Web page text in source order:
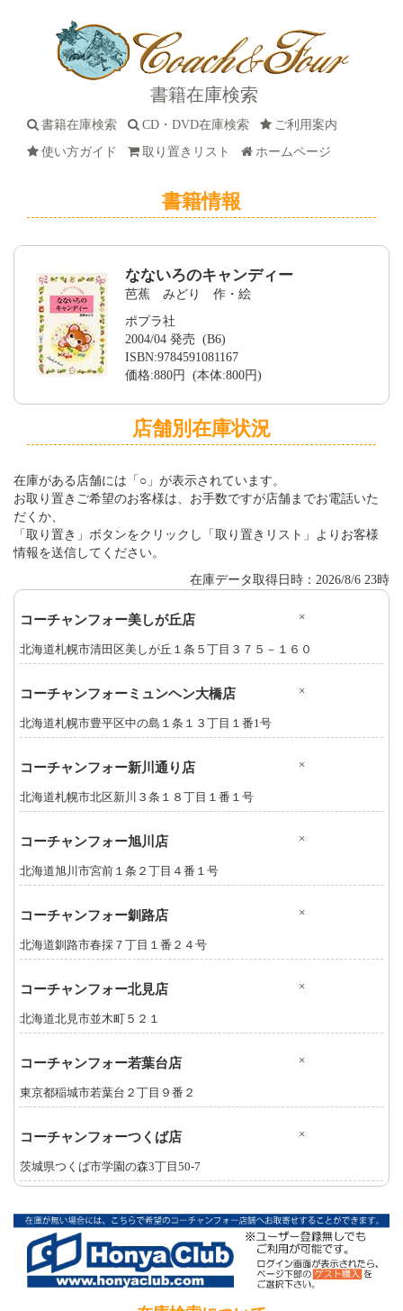
書籍在庫検索
書籍在庫検索 CD・DVD在庫検索
ご利用案内
使い方ガイド
取り置きリスト ホームページ
書籍情報
なないろのキャンディー
芭蕉 みどり 作・絵
ポプラ社
2004/04 発売 (B6)
ISBN:9784591081167
価格:880円 (本体:800円)
店舗別在庫状況
在庫がある店舗には「○」が表示されています。
お取り置きご希望のお客様は、お手数ですが店舗までお電話いた
だくか、
「取り置き」ボタンをクリックし「取り置きリスト」よりお客様
情報を送信してください。
在庫データ取得日時：2026/8/6 23時
コーチャンフォー美しが丘店 ×
北海道札幌市清田区美しが丘１条５丁目３７５－１６０
コーチャンフォーミュンヘン大橋店 ×
北海道札幌市豊平区中の島１条１３丁目１番1号
コーチャンフォー新川通り店 ×
北海道札幌市北区新川３条１８丁目１番１号
コーチャンフォー旭川店 ×
北海道旭川市宮前１条２丁目４番１号
コーチャンフォー釧路店 ×
北海道釧路市春採７丁目１番２４号
コーチャンフォー北見店 ×
北海道北見市並木町５２１
コーチャンフォー若葉台店 ×
東京都稲城市若葉台２丁目９番２
コーチャンフォーつくば店 ×
茨城県つくば市学園の森3丁目50-7